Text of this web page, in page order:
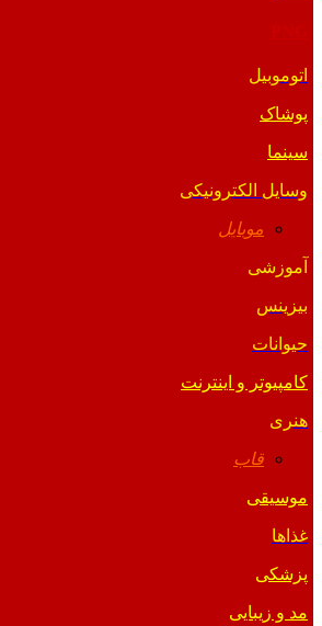
اتوموبیل
پوشاک
سینما
وسایل الکترونیکی
موبایل
آموزشی
بیزینس
حیوانات
کامپیوتر و اینترنت
هنری
قاب
موسیقی
غذاها
پزشکی
مد و زیبایی